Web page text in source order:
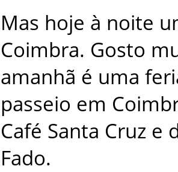
Mas hoje à noite
Coimbra. Gosto
amanhã é uma
passeio em
Café Santa Cruz e
Fado.